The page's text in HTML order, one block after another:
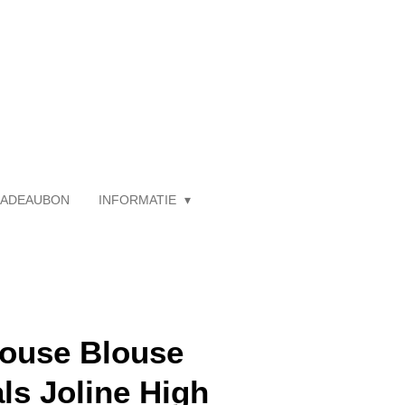
INFORMATIE
Blouse
Joline High